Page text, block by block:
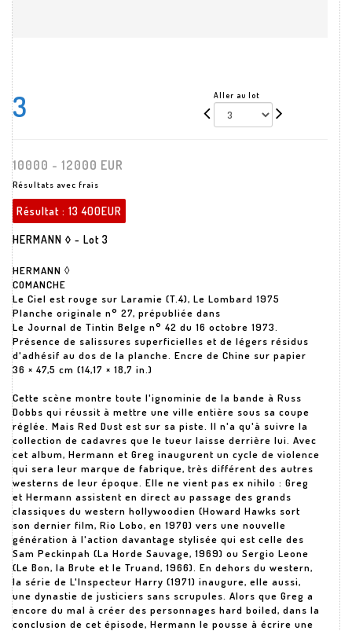
3 Aller au lot
10000 - 12000 EUR
Résultats avec frais
Résultat : 13 400EUR
HERMANN ◊ - Lot 3
HERMANN ◊
COMANCHE
Le Ciel est rouge sur Laramie (T.4), Le Lombard 1975
Planche originale n° 27, prépubliée dans
Le Journal de Tintin Belge n° 42 du 16 octobre 1973.
Présence de salissures superficielles et de légers résidus
d'adhésif au dos de la planche. Encre de Chine sur papier
36 × 47,5 cm (14,17 × 18,7 in.)
Cette scène montre toute l'ignominie de la bande à Russ
Dobbs qui réussit à mettre une ville entière sous sa coupe
réglée. Mais Red Dust est sur sa piste. Il n'a qu'à suivre la
collection de cadavres que le tueur laisse derrière lui. Avec
cet album, Hermann et Greg inaugurent un cycle de violence
qui sera leur marque de fabrique, très différent des autres
westerns de leur époque. Elle ne vient pas ex nihilo : Greg
et Hermann assistent en direct au passage des grands
classiques du western hollywoodien (Howard Hawks sort
son dernier film, Rio Lobo, en 1970) vers une nouvelle
génération à l'action davantage stylisée qui est celle des
Sam Peckinpah (La Horde Sauvage, 1969) ou Sergio Leone
(Le Bon, la Brute et le Truand, 1966). En dehors du western,
la série de L'Inspecteur Harry (1971) inaugure, elle aussi,
une dynastie de justiciers sans scrupules. Alors que Greg a
encore du mal à créer des personnages hard boiled, dans la
conclusion de cet épisode, Hermann le pousse à écrire une